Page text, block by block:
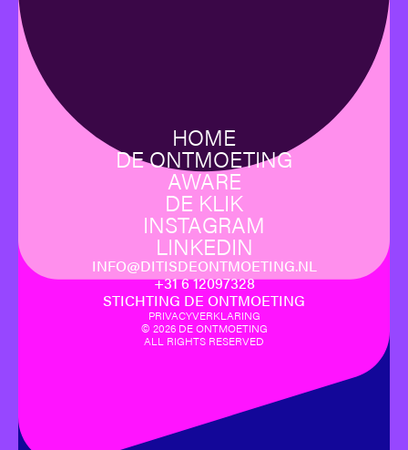
HOME
DE ONTMOETING
AWARE
DE KLIK
INSTAGRAM
LINKEDIN
INFO@DITISDEONTMOETING.NL
‪+31 6 12097328‬
STICHTING DE ONTMOETING
PRIVACYVERKLARING
© 2026DE ONTMOETING
ALL RIGHTS RESERVED